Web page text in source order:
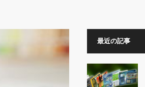
最近の記事